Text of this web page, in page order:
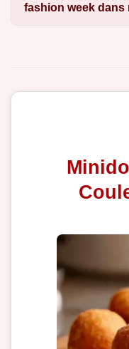
fashion week dans